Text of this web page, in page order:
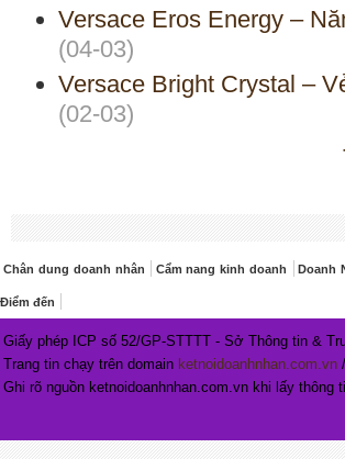
Versace Eros Energy –
(04-03)
Versace Bright Crystal –
(02-03)
Chân dung doanh nhân Cẩm nang kinh doanh Doanh
Điểm đến
Giấy phép ICP số 52/GP-STTTT - Sở Thông tin &
Trang tin chạy trên domain ketnoidoanhnhan.com.vn /
Ghi rõ nguồn ketnoidoanhnhan.com.vn khi lấy thông